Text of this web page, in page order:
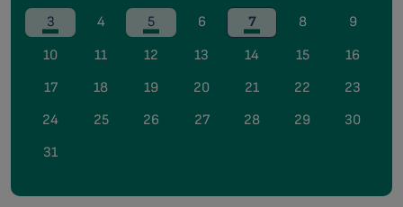
3
4 5 6 7 8
9
10
11 12 13 14 15
16
17
18 19 20 21 22
23
24
25 26 27 28 29
30
31